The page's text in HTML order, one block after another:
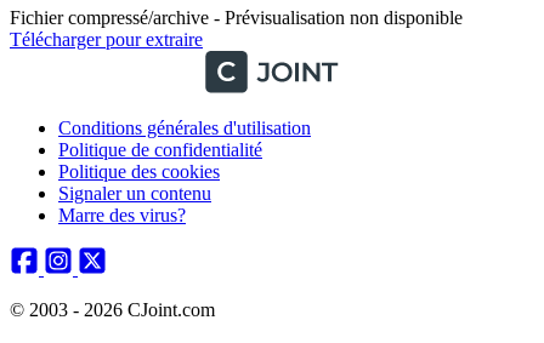
Fichier compressé/archive - Prévisualisation non disponible
Télécharger pour extraire
Conditions générales d'utilisation
Politique de confidentialité
Politique des cookies
Signaler un contenu
Marre des virus?
© 2003 - 2026 CJoint.com